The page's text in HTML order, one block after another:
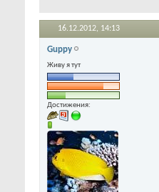
16.12.2012, 14:13
Guppy
Живу я тут
Достижения: